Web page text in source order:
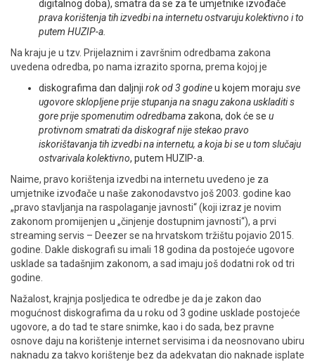
digitalnog doba), smatra da se za te umjetnike izvođače
prava korištenja tih izvedbi na internetu ostvaruju kolektivno i to
putem HUZIP-a.
Na kraju je u tzv. Prijelaznim i završnim odredbama zakona
uvedena odredba, po nama izrazito sporna, prema kojoj je
diskografima dan daljnji rok od 3 godineu kojem moraju sve
ugovore sklopljene prije stupanja na snagu zakona uskladiti s
gore prije spomenutim odredbama zakona, dok će se u
protivnom smatrati da diskograf nije stekao pravo
iskorištavanja tih izvedbi na internetu, a koja bi se u tom slučaju
ostvarivala kolektivno, putem HUZIP-a.
Naime, pravo korištenja izvedbi na internetu uvedeno je za
umjetnike izvođače u naše zakonodavstvo još 2003. godine kao
„pravo stavljanja na raspolaganje javnosti“ (koji izraz je novim
zakonom promijenjen u „činjenje dostupnim javnosti“), a prvi
streaming servis – Deezer se na hrvatskom tržištu pojavio 2015.
godine. Dakle diskografi su imali 18 godina da postojeće ugovore
usklade sa tadašnjim zakonom, a sad imaju još dodatni rok od tri
godine.
Nažalost, krajnja posljedica te odredbe je da je zakon dao
mogućnost diskografima da u roku od 3 godine usklade postojeće
ugovore, a do tad te stare snimke, kao i do sada, bez pravne
osnove daju na korištenje internet servisima i da neosnovano ubiru
naknadu za takvo korištenje bez da adekvatan dio naknade isplate